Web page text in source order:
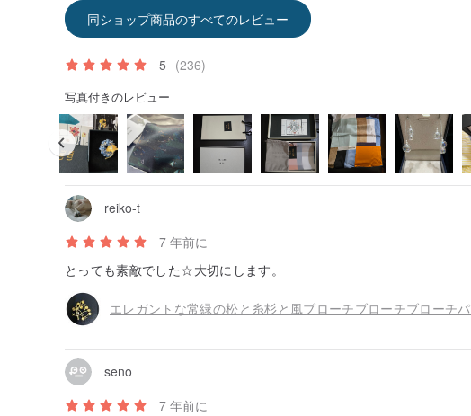
同ショップ商品のすべてのレビュー
5 (236)
写真付きのレビュー
reiko-t
7 年前に
とっても素敵でした☆大切にします。
seno
7 年前に